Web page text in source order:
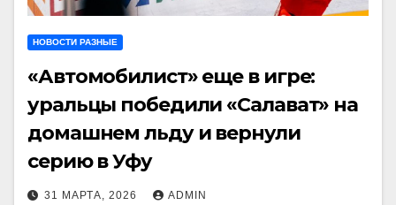
НОВОСТИ РАЗНЫЕ
«Автомобилист» еще в игре:
уральцы победили «Салават» на
домашнем льду и вернули
серию в Уфу
31 МАРТА, 2026 ADMIN